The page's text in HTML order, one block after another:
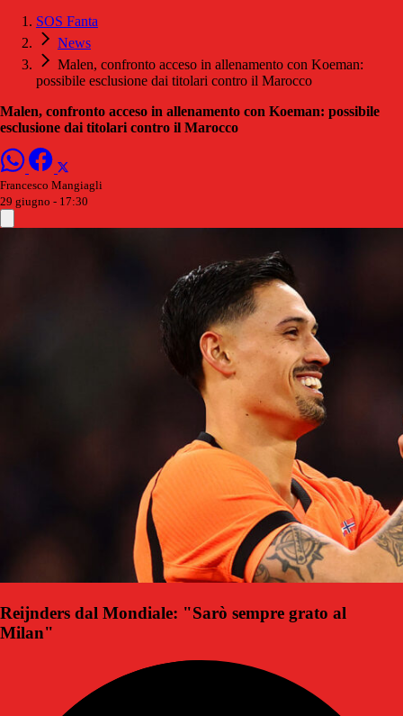
SOS Fanta
News
Malen, confronto acceso in allenamento con Koeman:
possibile esclusione dai titolari contro il Marocco
Malen, confronto acceso in allenamento con Koeman: possibile
esclusione dai titolari contro il Marocco
Francesco Mangiagli
29 giugno - 17:30
Reijnders dal Mondiale: "Sarò sempre grato al
Milan"